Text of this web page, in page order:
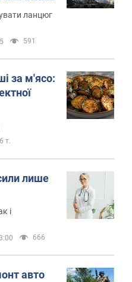
ланцюг
591
за м'ясо:
т.
лише
і
666
авто